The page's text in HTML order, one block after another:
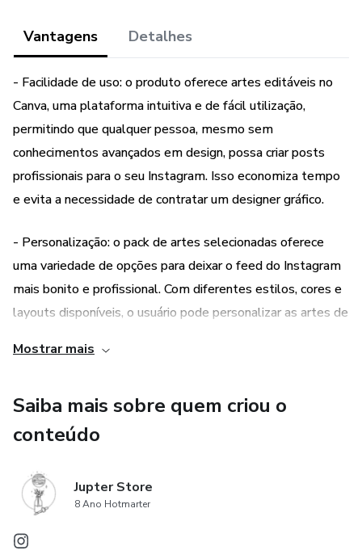
Vantagens Detalhes
- Facilidade de uso: o produto oferece artes editáveis no
Canva, uma plataforma intuitiva e de fácil utilização,
permitindo que qualquer pessoa, mesmo sem
conhecimentos avançados em design, possa criar posts
profissionais para o seu Instagram. Isso economiza tempo
e evita a necessidade de contratar um designer gráfico.
- Personalização: o pack de artes selecionadas oferece
uma variedade de opções para deixar o feed do Instagram
mais bonito e profissional. Com diferentes estilos, cores e
layouts disponíveis, o usuário pode personalizar as artes de
seu perfil único e atraente para os seguidores.
Mostrar mais
Saiba mais sobre quem criou o
conteúdo
Jupter Store
8 Ano Hotmarter